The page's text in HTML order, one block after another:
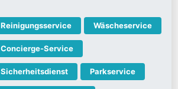
Reinigungsservice Wäscheservice
Concierge-Service
Sicherheitsdienst Parkservice